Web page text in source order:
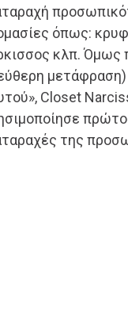
όπως:
κλπ. Όμως
μετάφραση)
Closet
της